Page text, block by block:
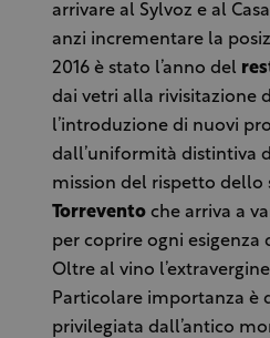
arrivare al Sylvoz e al
anzi incrementare la
2016 è stato l’anno del
dai vetri alla rivisitazione
l’introduzione di nuovi
dall’uniformità distintiva
mission del rispetto dello
Torreventoche arriva a
per coprire ogni esigenza
Oltre al vino
Particolare importanza è
privilegiata dall’antico